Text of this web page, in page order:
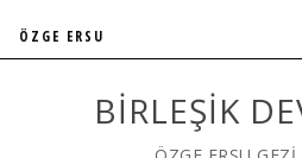
BIRLEŞIK
ÖZGE ERSU